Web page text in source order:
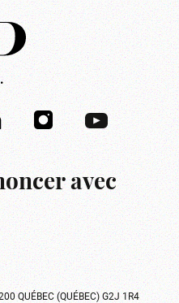
avec
QUÉBEC (QUÉBEC) G2J 1R4